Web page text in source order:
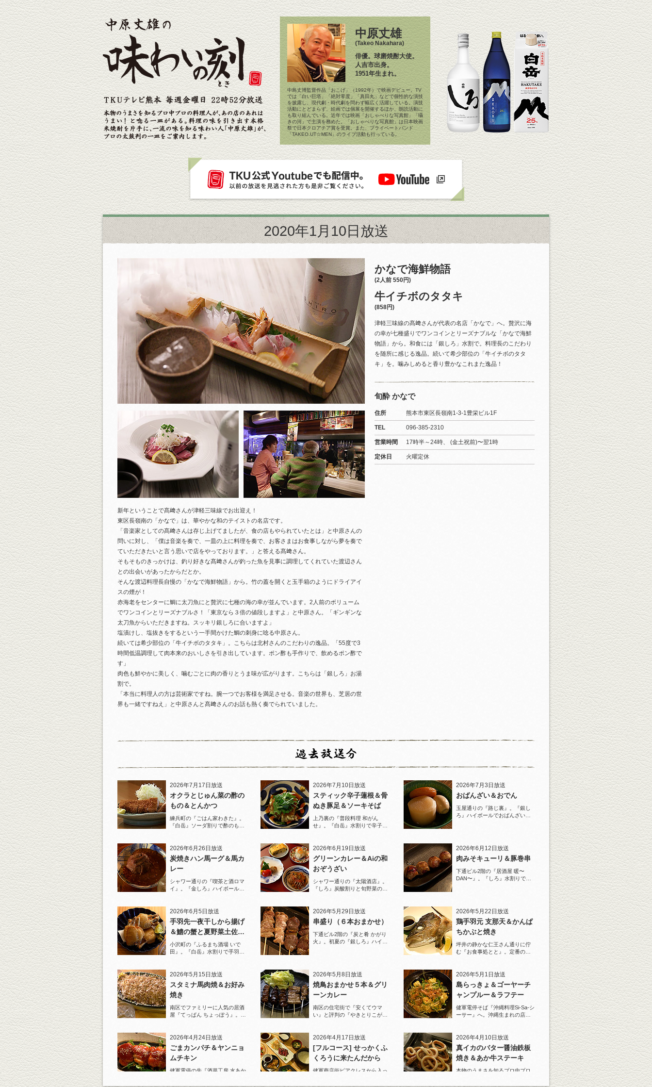
中原丈雄
(Takeo Nakahara)
俳優。球磨焼酎大使。
人吉市出身。
1951年生まれ。
中島丈博監督作品「おこげ」（1992年）で映画デビュー。TV
では「白い巨塔」「絶対零度」「真田丸」などで個性的な演技
を披露し、現代劇・時代劇を問わず幅広く活躍している。演技
活動にとどまらず、絵画では個展を開催するほか、朗読活動に
も取り組んでいる。近年では映画「おしゃべりな写真館」「囁
きの河」で主演を務めた。「おしゃべりな写真館」は日本映画
祭で日本クロアチア賞を受賞。また、プライベートバンド
「TAKEO.UT☆MEN」のライブ活動も行っている。
2020年1月10日放送
かなで海鮮物語
(2人前 550円)
牛イチボのタタキ
(858円)
津軽三味線の髙﨑さんが代表の名店「かなで」へ。贅沢に海
の幸が七種盛りでワンコインとリーズナブルな「かなで海鮮
物語」から。和食には「銀しろ」水割で。料理長のこだわり
を随所に感じる逸品。続いて希少部位の「牛イチボのタタ
キ」を。噛みしめると香り豊かなこれまた逸品！
新年ということで髙﨑さんが津軽三味線でお出迎え！
東区長嶺南の「かなで」は、華やかな和のテイストの名店です。
「音楽家としての髙﨑さんは存じ上げてましたが、食の店もやられていたとは」と中原さんの
問いに対し、「僕は音楽を奏で、一皿の上に料理を奏で、お客さまはお食事しながら夢を奏で
ていただきたいと言う思いで店をやっております。」と答える髙﨑さん。
そもそものきっかけは、釣り好きな髙﨑さんが釣った魚を見事に調理してくれていた渡辺さん
との出会いがあったからだとか。
そんな渡辺料理長自慢の「かなで海鮮物語」から。竹の蓋を開くと玉手箱のようにドライアイ
スの煙が！
赤海老をセンターに鯛に太刀魚にと贅沢に七種の海の幸が並んでいます。2人前のボリューム
でワンコインとリーズナブルさ！「東京なら３倍の値段しますよ」と中原さん。「ギンギンな
太刀魚からいただきますね。スッキリ銀しろに合いますよ」
塩漬けし、塩抜きをするという一手間かけた鯛の刺身に唸る中原さん。
続いては希少部位の「牛イチボのタタキ」。こちらは北村さんのこだわりの逸品。「55度で3
時間低温調理して肉本来のおいしさを引き出しています。ポン酢も手作りで、飲めるポン酢で
す」
肉色も鮮やかに美しく、噛むごとに肉の香りとうま味が広がります。こちらは「銀しろ」お湯
割で。
「本当に料理人の方は芸術家ですね。腕一つでお客様を満足させる。音楽の世界も、芝居の世
界も一緒ですねえ」と中原さんと髙﨑さんのお話も熱く奏でられていました。
旬酔 かなで
住所 熊本市東区長嶺南1-3-1豊栄ビル1F
TEL 096-385-2310
営業時間 17時半～24時、 (金土祝前)〜翌1時
定休日 火曜定休
2026年7月17日放送
オクラとじゅん菜の酢の
もの＆とんかつ
練兵町の『ごはん家わきた』。
『白岳』ソーダ割りで酢のもの
2026年7月10日放送
スティック辛子蓮根＆骨
ぬき豚足＆ソーキそば
上乃裏の『普段料理 和がん
せ』。『白岳』水割りで辛子蓮
2026年7月3日放送
おばんざい＆おでん
玉屋通りの『路じ裏』。『銀し
ろ』ハイボールでおばんざいと
2026年6月26日放送
炭焼きハン馬ーグ＆馬カ
レー
シャワー通りの『喫茶と酒ロマ
イ』。『金しろ』ハイボールで
2026年6月19日放送
グリーンカレー＆Aiの和
おぞうざい
シャワー通りの『太陽酒店』。
『しろ』炭酸割りと旬野菜のお
2026年6月12日放送
肉みそキューリ＆豚巻串
下通ビル2階の『居酒屋 暖〜
DAN〜』。『しろ』水割りで夏
2026年6月5日放送
手羽先一夜干しから揚げ
＆鱧の蟹と夏野菜土佐酢
ジュレがけ
小沢町の『ふるまち酒場 いで
田』。『白岳』水割りで手羽先
2026年5月29日放送
串盛り（６本おまかせ）
下通ビル2階の『炭と肴 かがり
火』。初夏の『銀しろ』ハイボ
2026年5月22日放送
鶏手羽元 支那天＆かんぱ
ちかぶと焼き
坪井の静かな仁王さん通りに佇
む『お食事処とと』。定番の
2026年5月15日放送
スタミナ馬肉焼＆お好み
焼き
南区でファミリーに人気の居酒
屋『てっぱん ちょっぽう』。王
2026年5月8日放送
焼鳥おまかせ５本＆グリ
ーンカレー
南区の住宅街で『安くてウマ
い』と評判の『やきとりこがめ
ジューシー！
2026年5月1日放送
島らっきょ＆ゴーヤーチ
ャンプルー＆ラフテー
健軍電停そば『沖縄料理Si-Sa-シ
ーサー』へ。沖縄生まれの店主
2026年4月24日放送
ごまカンパチ＆ヤンニョ
ムチキン
健軍電停の先『酒菜工房 水あか
杯！まずは『ごまカンパチ』を
2026年4月17日放送
[フルコース] せっかくふ
くろうに来たんだから
健軍商店街ピアクレスから入っ
はんや ふくろう』。
2026年4月10日放送
真イカのバター醤油鉄板
焼き＆あか牛ステーキ
本物のうまさを知るプロ中プロ
まい！と唸る一皿がある。